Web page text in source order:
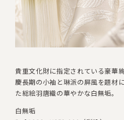
貴重文化財に指定されている豪華
慶長期の小袖と琳派の屏風を題材
た総絵羽唐織の華やかな白無垢。
白無垢